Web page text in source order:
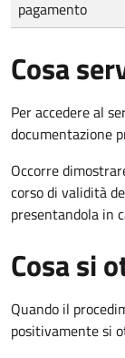
pagamento
Cosa
Per accedere al
documentazione
Occorre
corso di validità
presentandola in
Cosa si
Quando il
positivamente si